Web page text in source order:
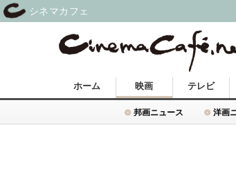
ホーム 映画
邦画ニュース 洋画
テレビ
シネマカフェ